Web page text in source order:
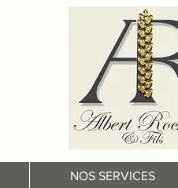
NOS SERVICES